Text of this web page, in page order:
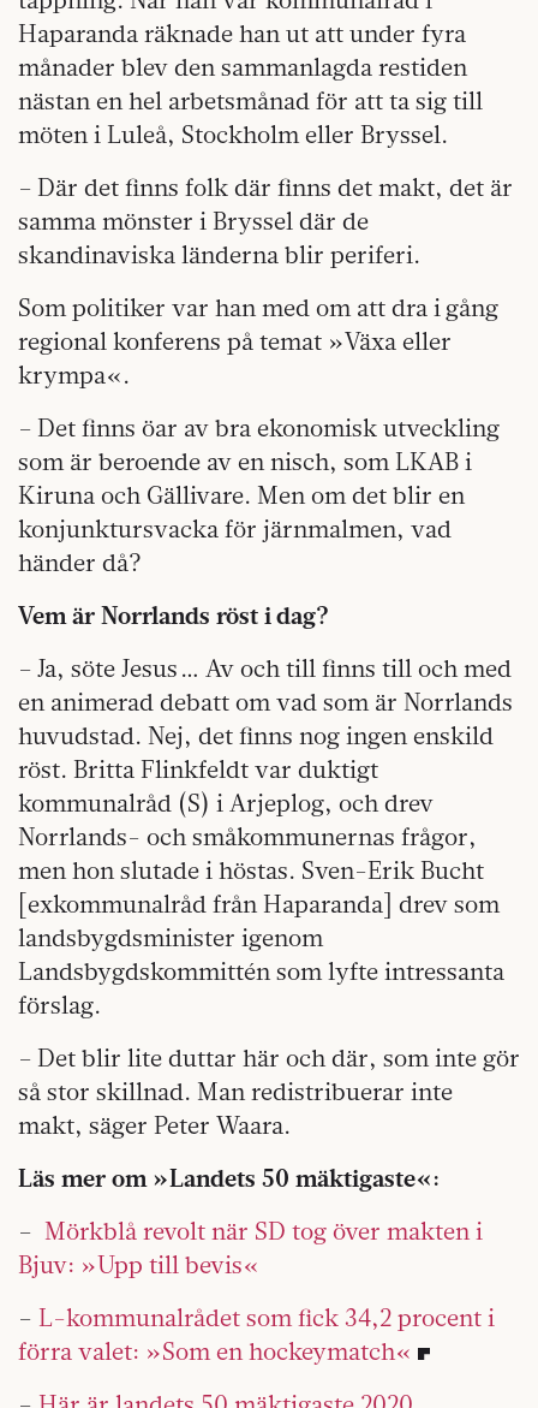
Haparanda räknade han ut att under fyra
månader blev den sammanlagda restiden
nästan en hel arbetsmånad för att ta sig till
möten i Luleå, Stockholm eller Bryssel.
– Där det finns folk där finns det makt, det är
samma mönster i Bryssel där de
skandinaviska länderna blir periferi.
Som politiker var han med om att dra i gång
regional konferens på temat »Växa eller
krympa«.
– Det finns öar av bra ekonomisk utveckling
som är beroende av en nisch, som LKAB i
Kiruna och Gällivare. Men om det blir en
konjunktursvacka för järnmalmen, vad
händer då?
Vem är Norrlands röst i dag?
– Ja, söte Jesus … Av och till finns till och med
en animerad debatt om vad som är Norrlands
huvudstad. Nej, det finns nog ingen enskild
röst. Britta Flinkfeldt var duktigt
kommunalråd (S) i Arjeplog, och drev
Norrlands- och småkommunernas frågor,
men hon slutade i höstas. Sven-Erik Bucht
[exkommunalråd från Haparanda] drev som
landsbygdsminister igenom
Landsbygdskommittén som lyfte intressanta
förslag.
– Det blir lite duttar här och där, som inte gör
så stor skillnad. Man redistribuerar inte
makt, säger Peter Waara.
Läs mer om »Landets 50 mäktigaste«:
– Mörkblå revolt när SD tog över makten i
Bjuv: »Upp till bevis«
– L-kommunalrådet som fick 34,2 procent i
förra valet: »Som en hockeymatch«